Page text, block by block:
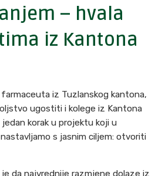
– hvala
iz Kantona
iz Tuzlanskog kantona,
ugostiti i kolege iz Kantona
korak u projektu koji u
s jasnim ciljem: otvoriti
da najvrednije razmjene dolaze iz